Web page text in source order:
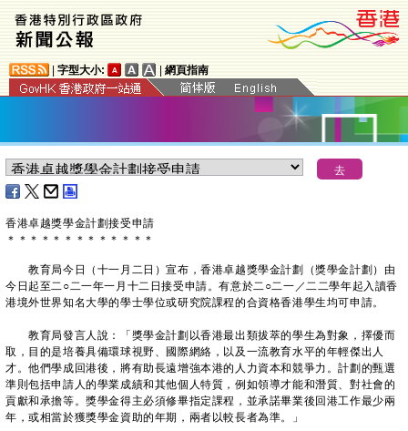
字型大小: 網頁指南
香港卓越獎學金計劃接受申請
＊ ＊ ＊ ＊ ＊ ＊ ＊ ＊ ＊ ＊ ＊ ＊ ＊
教育局今日（十一月二日）宣布，香港卓越獎學金計劃（獎學金計劃）由
今日起至二○二一年一月十二日接受申請。有意於二○二一／二二學年起入讀香
港境外世界知名大學的學士學位或研究院課程的合資格香港學生均可申請。
教育局發言人說：「獎學金計劃以香港最出類拔萃的學生為對象，擇優而
取，目的是培養具備環球視野、國際網絡，以及一流教育水平的年輕傑出人
才。他們學成回港後，將有助長遠增強本港的人力資本和競爭力。計劃的甄選
準則包括申請人的學業成績和其他個人特質，例如領導才能和潛質、對社會的
貢獻和承擔等。獎學金得主必須修畢指定課程，並承諾畢業後回港工作最少兩
年，或相當於獲獎學金資助的年期，兩者以較長者為準。」